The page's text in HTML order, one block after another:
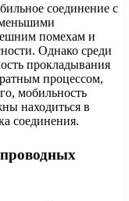
соединение с
помехам и
Однако среди
прокладывания
процессом,
мобильность
находиться в
соединения.